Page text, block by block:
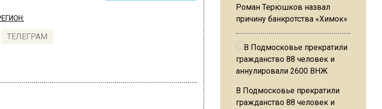
ТЕЛЕГРАМ
Роман Терюшков назвал
причину банкротства «Химок»
В Подмосковье прекратили
гражданство 88 человек и